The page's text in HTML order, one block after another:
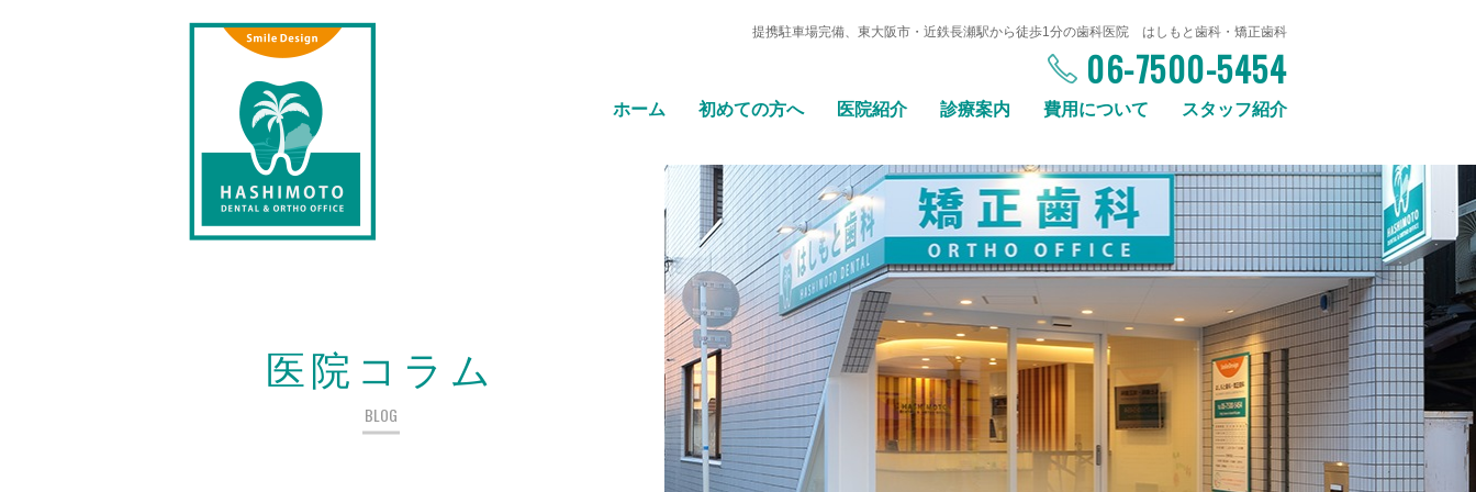
提携駐車場完備、東大阪市・近鉄長瀬駅から徒歩1分の歯科医院 はしもと歯科・矯正歯科
06-7500-5454
ホーム 初めての方へ 医院紹介 診療案内 費用について スタッフ紹介
医院コラム
BLOG